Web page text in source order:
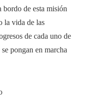
bordo de esta misión
la vida de las
de cada uno de
pongan en marcha